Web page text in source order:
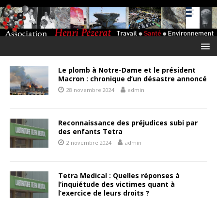
Le plomb à Notre-Dame et le président
Macron : chronique d’un désastre annoncé
28 novembre 2024 admin
Reconnaissance des préjudices subi par
des enfants Tetra
2 novembre 2024 admin
Tetra Medical : Quelles réponses à
l’inquiétude des victimes quant à
l’exercice de leurs droits ?